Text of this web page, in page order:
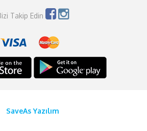
Takip Edin
SaveAs Yazılım